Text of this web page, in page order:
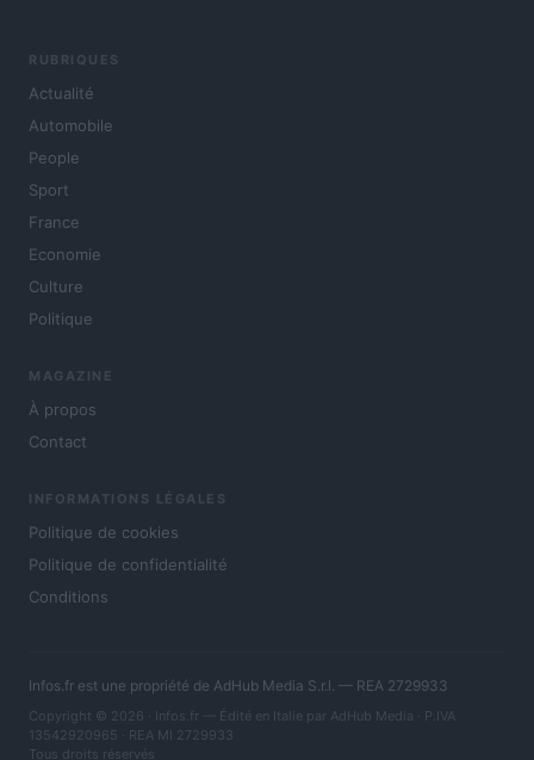
RUBRIQUES
Actualité
Automobile
People
Sport
France
Economie
Culture
Politique
MAGAZINE
À propos
Contact
INFORMATIONS LÉGALES
Politique de cookies
Politique de confidentialité
Conditions
Infos.fr est une propriété de AdHub Media S.r.l. — REA 2729933
Copyright © 2026 · Infos.fr — Édité en Italie par AdHub Media · P.IVA
13542920965 · REA MI 2729933
Tous droits réservés